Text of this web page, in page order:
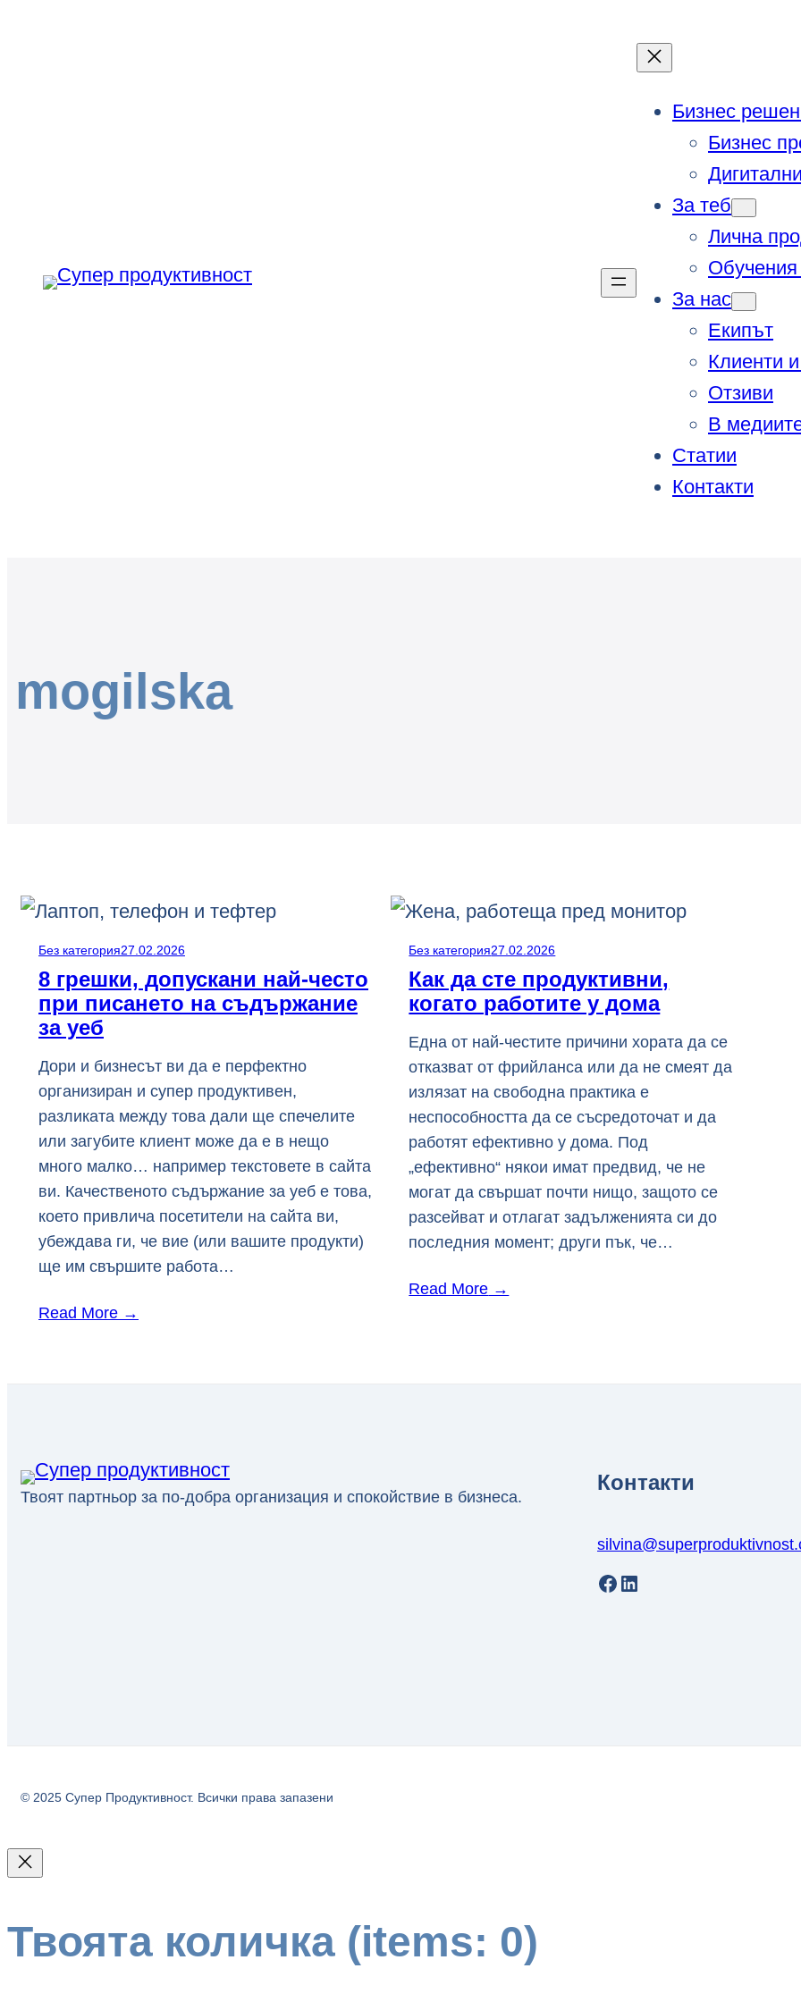
Бизнес
Бизнес
За теб
Лична
За нас
Екипът
Клиенти
Отзиви
В
Статии
Контакти
mogilska
Без категория27.02.2026
8 грешки, допускани най-често
при писането на съдържание
за уеб
Дори и бизнесът ви да е перфектно
организиран и супер продуктивен,
разликата между това дали ще спечелите
или загубите клиент може да е в нещо
много малко… например текстовете в сайта
ви. Качественото съдържание за уеб е това,
което привлича посетители на сайта ви,
убеждава ги, че вие (или вашите продукти)
ще им свършите работа…
Read More →
Без категория27.02.2026
Как да сте продуктивни,
когато работите у дома
Една от най-честите причини хората да се
отказват от фрийланса или да не смеят да
излязат на свободна практика е
неспособността да се съсредоточат и да
работят ефективно у дома. Под
„ефективно“ някои имат предвид, че не
могат да свършат почти нищо, защото се
разсейват и отлагат задълженията си до
последния момент; други пък, че…
Read More →
Твоят партньор за по-добра организация и спокойствие в бизнеса.
Контакти
Facebook LinkedIn
© 2025 Супер Продуктивност. Всички права запазени
Твоята количка (items: 0)